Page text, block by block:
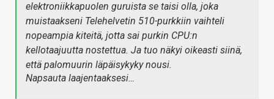
elektroniikkapuolen guruista se taisi olla, joka
muistaakseni Telehelvetin 510-purkkiin vaihteli
nopeampia kiteitä, jotta sai purkin CPU:n
kellotaajuutta nostettua. Ja tuo näkyi oikeasti siinä,
että palomuurin läpäisykyky nousi.
Napsauta laajentaaksesi…